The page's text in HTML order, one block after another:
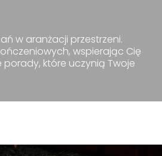
w aranżacji przestrzeni.
wspierając Cię
które uczynią Twoje